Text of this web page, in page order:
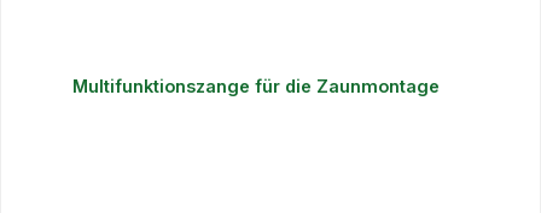
Multifunktionszange für die Zaunmontage